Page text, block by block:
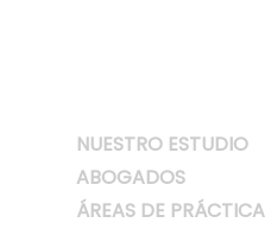
NUESTRO ESTUDIO
ABOGADOS
ÁREAS DE PRÁCTICA